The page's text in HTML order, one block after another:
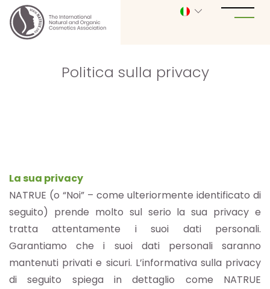
Politica sulla privacy
La sua privacy
NATRUE (o “Noi” – come ulteriormente identificato di
seguito) prende molto sul serio la sua privacy e
tratta attentamente i suoi dati personali.
Garantiamo che i suoi dati personali saranno
mantenuti privati ​​e sicuri. L’informativa sulla privacy
di seguito spiega in dettaglio come NATRUE